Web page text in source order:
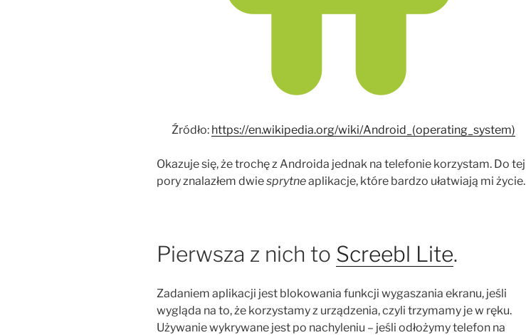
Źródło: https://en.wikipedia.org/wiki/Android_(operating_system)
Okazuje się, że trochę z Androida jednak na telefonie korzystam. Do tej
pory znalazłem dwiesprytneaplikacje, które bardzo ułatwiają mi życie.
Pierwsza z nich to Screebl Lite.
Zadaniem aplikacji jest blokowania funkcji wygaszania ekranu, jeśli
wygląda na to, że korzystamy z urządzenia, czyli trzymamy je w ręku.
Używanie wykrywane jest po nachyleniu – jeśli odłożymy telefon na